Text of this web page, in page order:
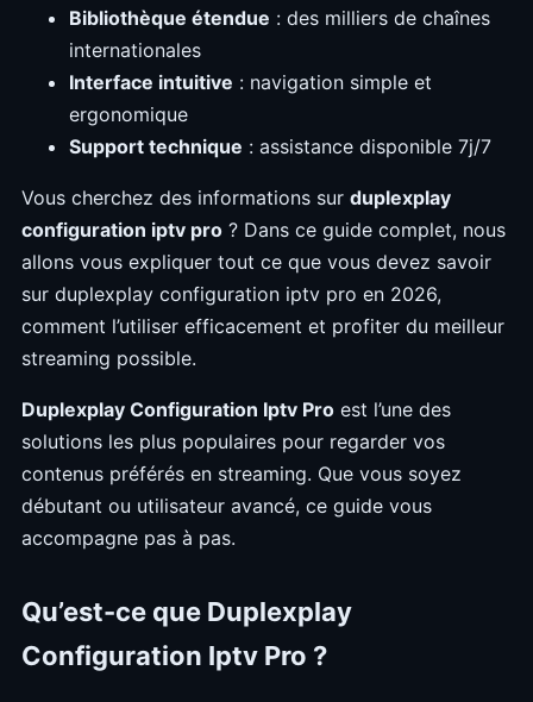
Bibliothèque étendue : des milliers de chaînes
internationales
Interface intuitive : navigation simple et
ergonomique
Support technique : assistance disponible 7j/7
Vous cherchez des informations sur duplexplay
configuration iptv pro ? Dans ce guide complet, nous
allons vous expliquer tout ce que vous devez savoir
sur duplexplay configuration iptv pro en 2026,
comment l’utiliser efficacement et profiter du meilleur
streaming possible.
Duplexplay Configuration Iptv Pro est l’une des
solutions les plus populaires pour regarder vos
contenus préférés en streaming. Que vous soyez
débutant ou utilisateur avancé, ce guide vous
accompagne pas à pas.
Qu’est-ce que Duplexplay
Configuration Iptv Pro ?